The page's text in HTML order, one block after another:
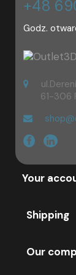
+48
Godz.
61-306
Your
Shipping
Our